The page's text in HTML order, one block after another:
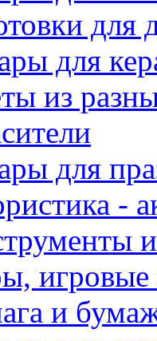
для
для
из
для
-
игровые
и